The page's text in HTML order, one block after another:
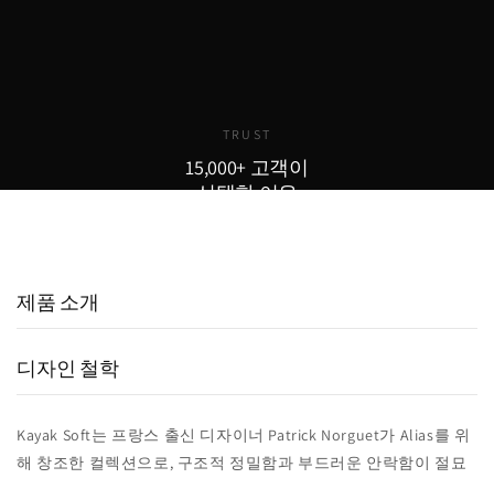
TRUST
15,000+ 고객이
선택한 이유
제품 소개
디자인 철학
Kayak Soft는 프랑스 출신 디자이너 Patrick Norguet가 Alias를 위
해 창조한 컬렉션으로, 구조적 정밀함과 부드러운 안락함이 절묘